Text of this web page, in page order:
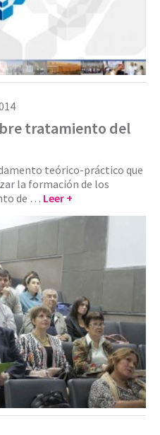
tratamiento del
teórico-práctico que
la formación de los
de … Leer +